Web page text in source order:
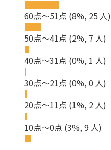
60点～51点 (8%, 25 人)
50点～41点 (2%, 7 人)
40点～31点 (0%, 1 人)
30点～21点 (0%, 0 人)
20点～11点 (1%, 2 人)
10点～0点 (3%, 9 人)